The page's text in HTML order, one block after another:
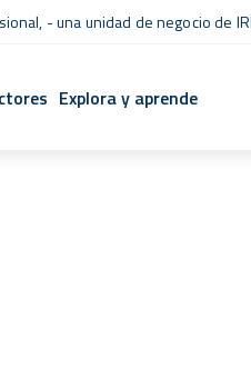
- una unidad de negocio de
Explora y aprende